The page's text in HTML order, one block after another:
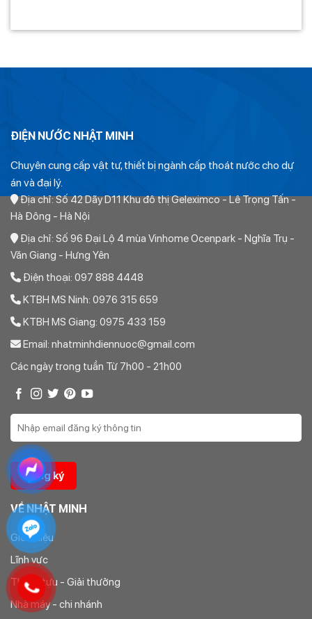
ĐIỆN NƯỚC NHẬT MINH
Chuyên cung cấp vật tư, thiết bị ngành cấp thoát nước cho dự
án và đại lý.
Địa chỉ: Số 42 Dãy D11 Khu đô thị Geleximco - Lê Trọng Tấn -
Hà Đông - Hà Nội
Địa chỉ: Số 96 Đại Lộ 4 mùa Vinhome Ocenpark - Nghĩa Trụ -
Văn Giang - Hưng Yên
Điện thoại: 097 888 4448
KTBH MS Ninh: 0976 315 659
KTBH MS Giang: 0975 433 159
Email: nhatminhdiennuoc@gmail.com
Các ngày trong tuần Từ 7h00 - 21h00
VỀ NHẬT MINH
Giới thiệu
Lĩnh vực
Thành tựu - Giải thưởng
Nhà máy - chi nhánh